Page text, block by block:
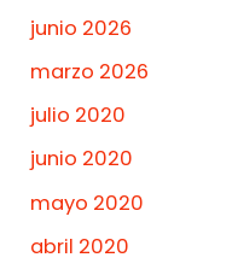
junio 2026
marzo 2026
julio 2020
junio 2020
mayo 2020
abril 2020